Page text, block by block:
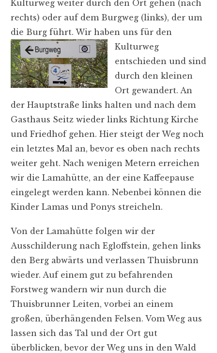
Kulturweg weiter durch den Ort gehen (nach
rechts) oder auf dem Burgweg (links), der um
die Burg führt. Wir haben uns für den
Kulturweg
entschieden und sind
durch den kleinen
Ort gewandert. An
der Hauptstraße links halten und nach dem
Gasthaus Seitz wieder links Richtung Kirche
und Friedhof gehen. Hier steigt der Weg noch
ein letztes Mal an, bevor es oben nach rechts
weiter geht. Nach wenigen Metern erreichen
wir die Lamahütte, an der eine Kaffeepause
eingelegt werden kann. Nebenbei können die
Kinder Lamas und Ponys streicheln.
Von der Lamahütte folgen wir der
Ausschilderung nach Egloffstein, gehen links
den Berg abwärts und verlassen Thuisbrunn
wieder. Auf einem gut zu befahrenden
Forstweg wandern wir nun durch die
Thuisbrunner Leiten, vorbei an einem
großen, überhängenden Felsen. Vom Weg aus
lassen sich das Tal und der Ort gut
überblicken, bevor der Weg uns in den Wald